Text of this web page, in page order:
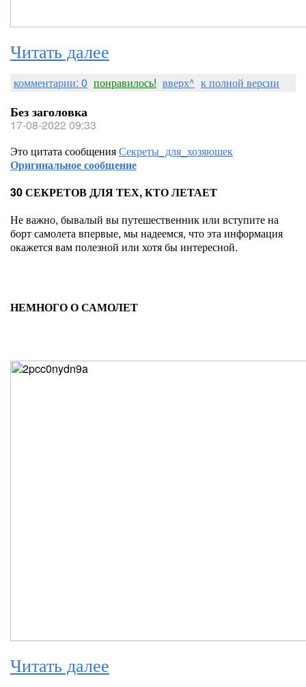
Читать далее
комментарии: 0 понравилось! вверх^ к полной версии
Без заголовка
17-08-2022 09:33
Это цитата сообщенияСекреты_для_хозяюшек
Оригинальное сообщение
30 СЕКРЕТОВ ДЛЯ ТЕХ, КТО ЛЕТАЕТ
Не важно, бывалый вы путешественник или вступите на
борт самолета впервые, мы надеемся, что эта информация
окажется вам полезной или хотя бы интересной.
НЕМНОГО О САМОЛЕТ
Читать далее